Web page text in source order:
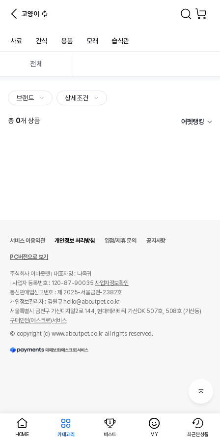
고양이
사료 간식 용품 모래 습식관
전체
브랜드 상세조건
총 0개 상품 어펫랭킹
서비스 이용약관 개인정보 처리방침 입점/제휴 문의 공지사항
PC버전으로 보기
주식회사 어바웃펫
대표자명 : 나옥귀
사업자 등록번호 : 120-87-90035사업자정보확인
통신판매업신고번호 : 제 2025-서울금천-2382호
개인정보관리자 : 김원규 hello@aboutpet.co.kr
서울특별시 금천구 가산디지털2로 144, 현대테라타워 가산DK 507호, 508호 (가산동)
구매안전(에스크로)서비스
© copyright (c) www.aboutpet.co.kr all rights reserved.
HOME 카테고리 베스트 MY 최근본상품